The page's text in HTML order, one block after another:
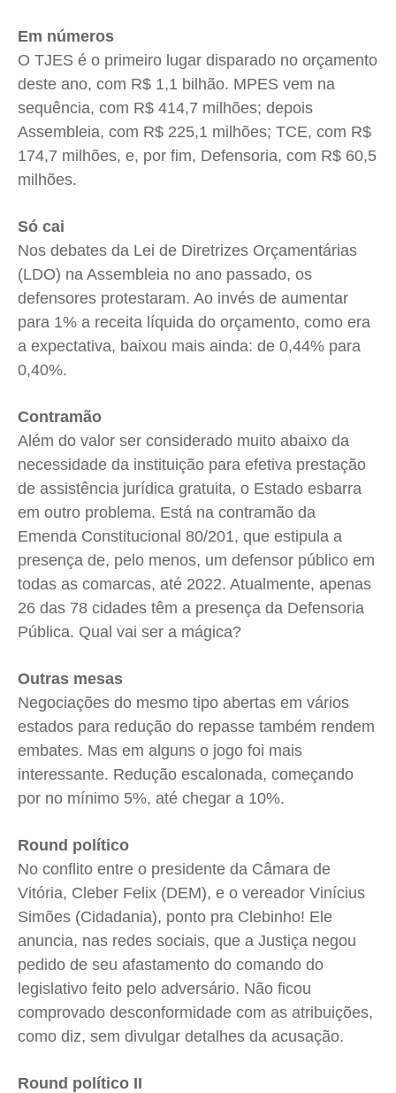
Em números
O TJES é o primeiro lugar disparado no orçamento
deste ano, com R$ 1,1 bilhão. MPES vem na
sequência, com R$ 414,7 milhões; depois
Assembleia, com R$ 225,1 milhões; TCE, com R$
174,7 milhões, e, por fim, Defensoria, com R$ 60,5
milhões.
Só cai
Nos debates da Lei de Diretrizes Orçamentárias
(LDO) na Assembleia no ano passado, os
defensores protestaram. Ao invés de aumentar
para 1% a receita líquida do orçamento, como era
a expectativa, baixou mais ainda: de 0,44% para
0,40%.
Contramão
Além do valor ser considerado muito abaixo da
necessidade da instituição para efetiva prestação
de assistência jurídica gratuita, o Estado esbarra
em outro problema. Está na contramão da
Emenda Constitucional 80/201, que estipula a
presença de, pelo menos, um defensor público em
todas as comarcas, até 2022. Atualmente, apenas
26 das 78 cidades têm a presença da Defensoria
Pública. Qual vai ser a mágica?
Outras mesas
Negociações do mesmo tipo abertas em vários
estados para redução do repasse também rendem
embates. Mas em alguns o jogo foi mais
interessante. Redução escalonada, começando
por no mínimo 5%, até chegar a 10%.
Round político
No conflito entre o presidente da Câmara de
Vitória, Cleber Felix (DEM), e o vereador Vinícius
Simões (Cidadania), ponto pra Clebinho! Ele
anuncia, nas redes sociais, que a Justiça negou
pedido de seu afastamento do comando do
legislativo feito pelo adversário. Não ficou
comprovado desconformidade com as atribuições,
como diz, sem divulgar detalhes da acusação.
Round político II